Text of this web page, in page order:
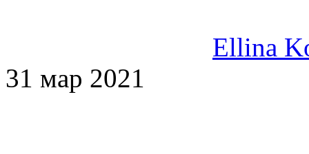
Ellina
31 мар 2021